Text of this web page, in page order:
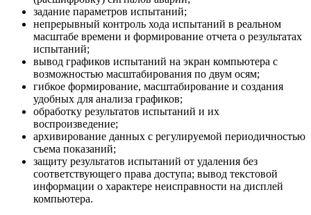
задание параметров испытаний;
непрерывный контроль хода испытаний в реальном
масштабе времени и формирование отчета о результатах
испытаний;
вывод графиков испытаний на экран компьютера с
возможностью масштабирования по двум осям;
гибкое формирование, масштабирование и создания
удобных для анализа графиков;
обработку результатов испытаний и их
воспроизведение;
архивирование данных с регулируемой периодичностью
съема показаний;
защиту результатов испытаний от удаления без
соответствующего права доступа; вывод текстовой
информации о характере неисправности на дисплей
компьютера.